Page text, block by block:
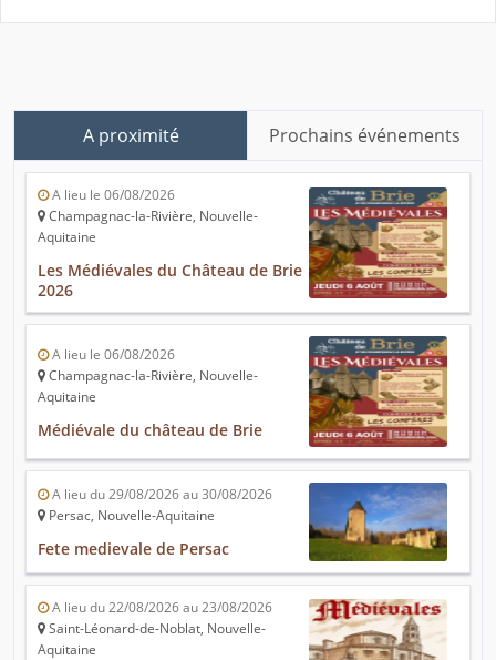
A proximité Prochains événements
A lieu le 06/08/2026
Champagnac-la-Rivière, Nouvelle-
Aquitaine
Les Médiévales du Château de Brie
2026
A lieu le 06/08/2026
Champagnac-la-Rivière, Nouvelle-
Aquitaine
Médiévale du château de Brie
A lieu du 29/08/2026 au 30/08/2026
Persac, Nouvelle-Aquitaine
Fete medievale de Persac
A lieu du 22/08/2026 au 23/08/2026
Saint-Léonard-de-Noblat, Nouvelle-
Aquitaine